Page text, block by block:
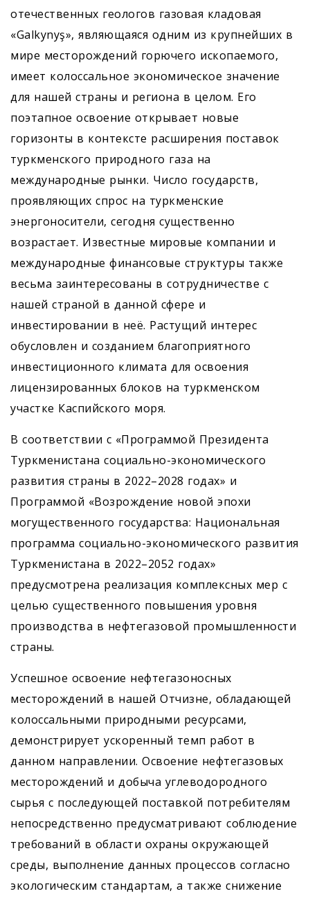
отечественных геологов газовая кладовая
«Galkynyş», являющаяся одним из крупнейших в
мире месторождений горючего ископаемого,
имеет колоссальное экономическое значение
для нашей страны и региона в целом. Его
поэтапное освоение открывает новые
горизонты в контексте расширения поставок
туркменского природного газа на
международные рынки. Число государств,
проявляющих спрос на туркменские
энергоносители, сегодня существенно
возрастает. Известные мировые компании и
международные финансовые структуры также
весьма заинтересованы в сотрудничестве с
нашей страной в данной сфере и
инвестировании в неё. Растущий интерес
обусловлен и созданием благоприятного
инвестиционного климата для освоения
лицензированных блоков на туркменском
участке Каспийского моря.
В соответствии с «Программой Президента
Туркменистана социально-экономического
развития страны в 2022–2028 годах» и
Программой «Возрождение новой эпохи
могущественного государства: Национальная
программа социально-экономического развития
Туркменистана в 2022–2052 годах»
предусмотрена реализация комплексных мер с
целью существенного повышения уровня
производства в нефтегазовой промышленности
страны.
Успешное освоение нефтегазоносных
месторождений в нашей Отчизне, обладающей
колоссальными природными ресурсами,
демонстрирует ускоренный темп работ в
данном направлении. Освоение нефтегазовых
месторождений и добыча углеводородного
сырья с последующей поставкой потребителям
непосредственно предусматривают соблюдение
требований в области охраны окружающей
среды, выполнение данных процессов согласно
экологическим стандартам, а также снижение